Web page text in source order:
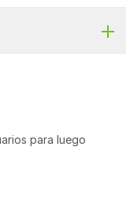
para luego